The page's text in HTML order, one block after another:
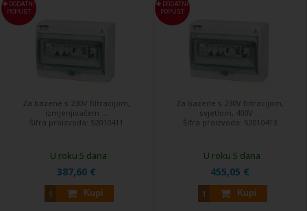
DODATNI
POPUST
Za bazene s 230V filtracijom,
izmjenjivačem ...
Šifra proizvoda: 52010411
387,60 €
Kupi
U roku 5 dana
DODATNI
POPUST
Za bazene s 230V filtracijom,
svjetlom, 400V ...
Šifra proizvoda: 52010413
455,05 €
Kupi
U roku 5 dana